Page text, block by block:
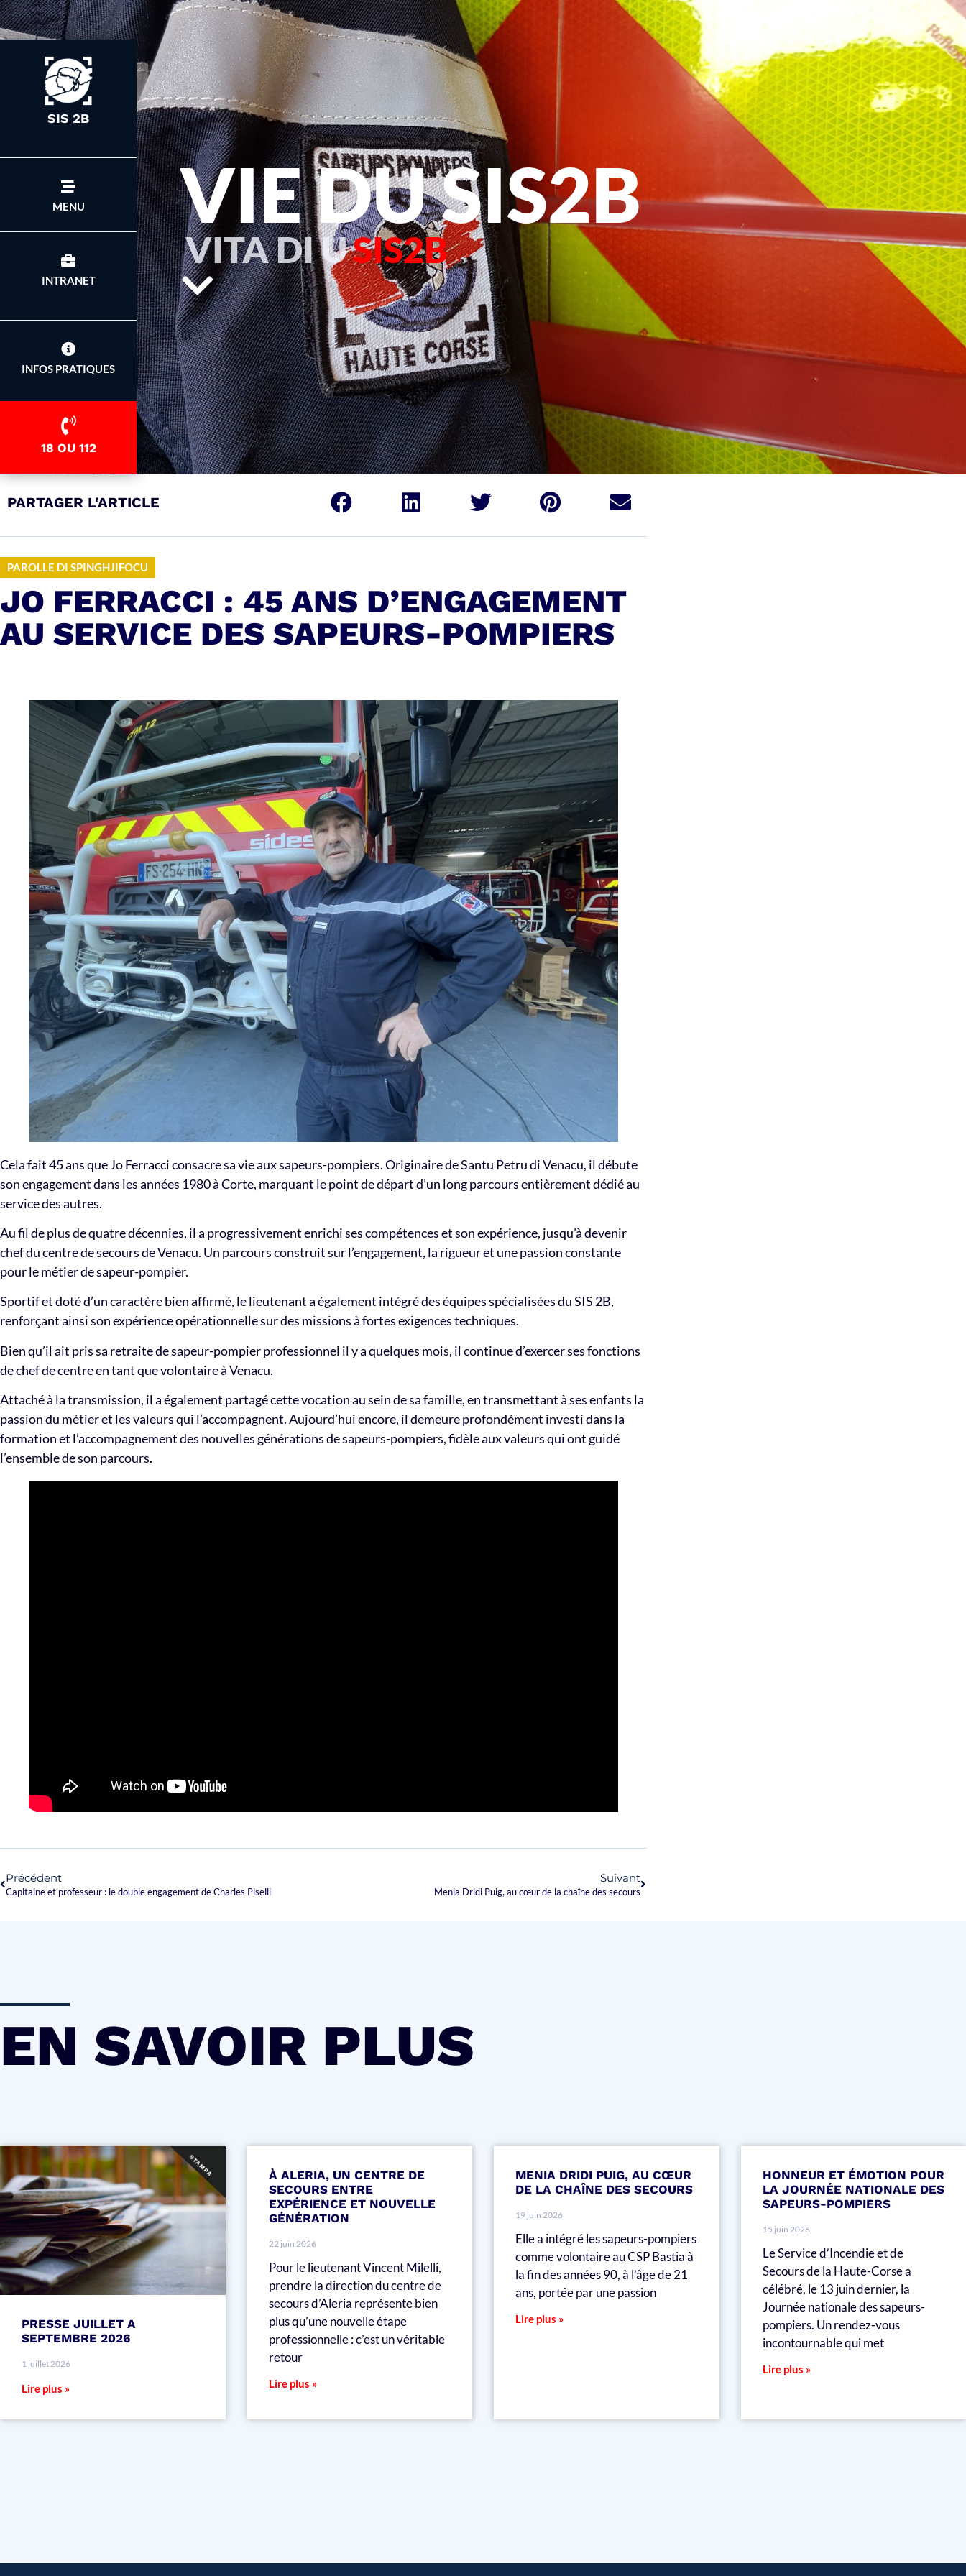
SIS 2B
MENU
INTRANET
INFOS PRATIQUES
18 OU 112
VIE DU SIS2B
VITA DI USIS2B
PARTAGER L'ARTICLE
PAROLLE DI SPINGHJIFOCU
JO FERRACCI : 45 ANS D’ENGAGEMENT
AU SERVICE DES SAPEURS-POMPIERS
Cela fait 45 ans que Jo Ferracci consacre sa vie aux sapeurs-pompiers. Originaire de Santu Petru di Venacu, il débute
son engagement dans les années 1980 à Corte, marquant le point de départ d’un long parcours entièrement dédié au
service des autres.
Au fil de plus de quatre décennies, il a progressivement enrichi ses compétences et son expérience, jusqu’à devenir
chef du centre de secours de Venacu. Un parcours construit sur l’engagement, la rigueur et une passion constante
pour le métier de sapeur-pompier.
Sportif et doté d’un caractère bien affirmé, le lieutenant a également intégré des équipes spécialisées du SIS 2B,
renforçant ainsi son expérience opérationnelle sur des missions à fortes exigences techniques.
Bien qu’il ait pris sa retraite de sapeur-pompier professionnel il y a quelques mois, il continue d’exercer ses fonctions
de chef de centre en tant que volontaire à Venacu.
Attaché à la transmission, il a également partagé cette vocation au sein de sa famille, en transmettant à ses enfants la
passion du métier et les valeurs qui l’accompagnent. Aujourd’hui encore, il demeure profondément investi dans la
formation et l’accompagnement des nouvelles générations de sapeurs-pompiers, fidèle aux valeurs qui ont guidé
l’ensemble de son parcours.
Précédent
Capitaine et professeur : le double engagement de Charles Piselli
Suivant
Menia Dridi Puig, au cœur de la chaîne des secours
EN SAVOIR PLUS
PRESSE JUILLET A
SEPTEMBRE 2026
1 juillet 2026
Lire plus »
À ALERIA, UN CENTRE DE
SECOURS ENTRE
EXPÉRIENCE ET NOUVELLE
GÉNÉRATION
22 juin 2026
Pour le lieutenant Vincent Milelli,
prendre la direction du centre de
secours d’Aleria représente bien
plus qu’une nouvelle étape
professionnelle : c’est un véritable
retour
Lire plus »
MENIA DRIDI PUIG, AU CŒUR
DE LA CHAÎNE DES SECOURS
19 juin 2026
Elle a intégré les sapeurs-pompiers
comme volontaire au CSP Bastia à
la fin des années 90, à l’âge de 21
ans, portée par une passion
Lire plus »
HONNEUR ET ÉMOTION POUR
LA JOURNÉE NATIONALE DES
SAPEURS-POMPIERS
15 juin 2026
Le Service d’Incendie et de
Secours de la Haute-Corse a
célébré, le 13 juin dernier, la
Journée nationale des sapeurs-
pompiers. Un rendez-vous
incontournable qui met
Lire plus »